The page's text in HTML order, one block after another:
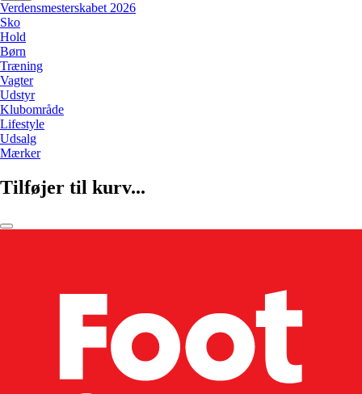
Verdensmesterskabet 2026
Sko
Hold
Børn
Træning
Vagter
Udstyr
Klubområde
Lifestyle
Udsalg
Mærker
Tilføjer til kurv...